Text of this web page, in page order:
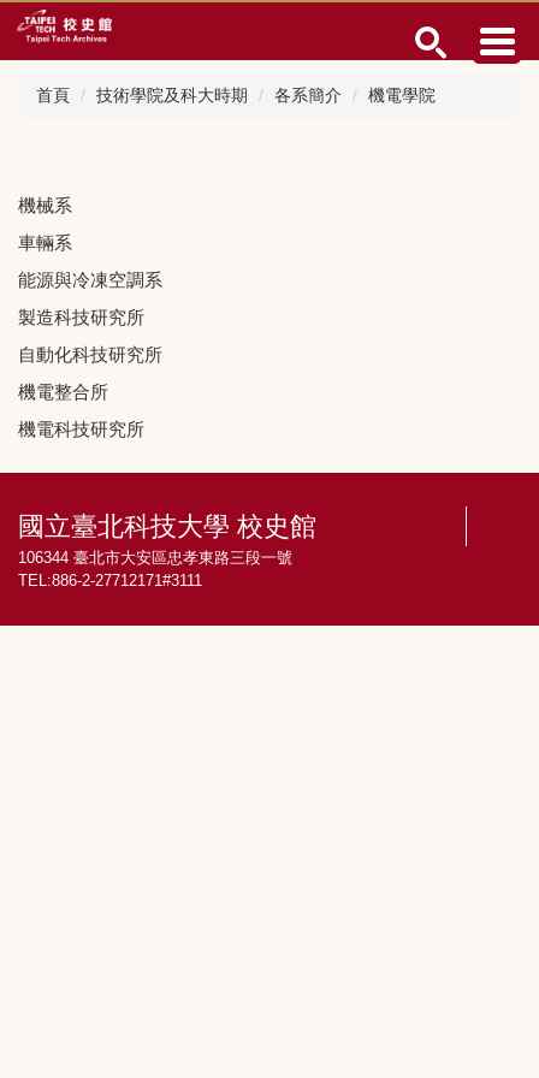
跳
到
首頁 技術學院及科大時期 各系簡介 機電學院
機械系
車輛系
能源與冷凍空調系
製造科技研究所
自動化科技研究所
機電整合所
機電科技研究所
國立臺北科技大學 校史館
106344 臺北市大安區忠孝東路三段一號
TEL:886-2-27712171#3111